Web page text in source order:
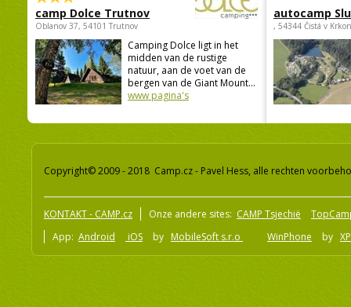
camp Dolce Trutnov
Oblanov 37, 54101 Trutnov
Camping Dolce ligt in het
midden van de rustige
natuur, aan de voet van de
bergen van de Giant Mount...
www pagina's
autocamp
, 54344 Čistá v
Copyright© 2009 - 2018 Camp.cz - Pavel Hess, alle rechten
KONTAKT - CAMP.cz Onze andere sites: CAMP Tsjechië
App: Android iOS by MobileSoft s.r.o WinPhone by